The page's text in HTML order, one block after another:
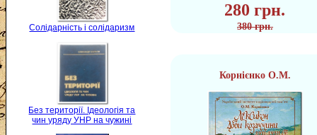
Солідарність і солідаризм
Без території. Ідеологія та
чин уряду УНР на чужині
280 грн.
380 грн.
Корнієнко О.М.